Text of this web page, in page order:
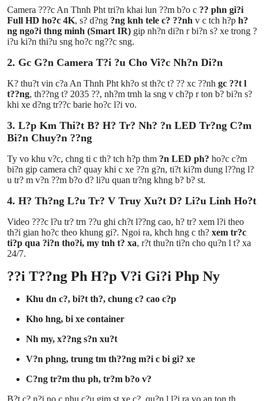
Camera ???c An Thnh Pht tri?n khai lun ??m b?o c ?? phn gi?i
Full HD ho?c 4K, s? d?ng ?ng knh tele c? ??nh v c tch h?p h?
ng ngo?i thng minh (Smart IR) gip nh?n di?n r bi?n s? xe trong ?
i?u ki?n thi?u sng ho?c ng??c sng.
2. Gc G?n Camera T?i ?u Cho Vi?c Nh?n Di?n
K? thu?t vin c?a An Thnh Pht kh?o st th?c t? ?? xc ??nh gc ??t l
t??ng, th??ng t? 2035 ??, nh?m trnh la sng v ch?p r ton b? bi?n s?
khi xe d?ng tr??c barie ho?c l?i vo.
3. L?p Km Thi?t B? H? Tr? Nh? ?n LED Tr?ng C?m
Bi?n Chuy?n ??ng
Ty vo khu v?c, chng ti c th? tch h?p thm ?n LED ph? ho?c c?m
bi?n gip camera ch? quay khi c xe ??n g?n, ti?t ki?m dung l??ng l?
u tr? m v?n ??m b?o d? li?u quan tr?ng khng b? b? st.
4. H? Th?ng L?u Tr? V Truy Xu?t D? Li?u Linh Ho?t
Video ???c l?u tr? trn ??u ghi ch?t l??ng cao, h? tr? xem l?i theo
th?i gian ho?c theo khung gi?. Ngoi ra, khch hng c th? xem tr?c
ti?p qua ?i?n tho?i, my tnh t? xa, r?t thu?n ti?n cho qu?n l t? xa
24/7.
??i T??ng Ph H?p V?i Gi?i Php Ny
Khu dn c?, bi?t th?, chung c? cao c?p
Kho hng, bi xe container
Nh my, x??ng s?n xu?t
V?n phng, trung tm th??ng m?i c bi gi? xe
C?ng tr?m thu ph, tr?m b?o v?
B?t c? n?i no c nhu c?u gim st xe c?, qu?n l l?i ra vo an ton th